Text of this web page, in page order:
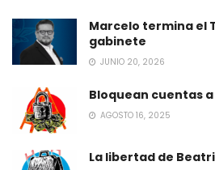
Marcelo termina el
gabinete
JUNIO 20, 2026
Bloquean cuentas
AGOSTO 16, 2025
La libertad de